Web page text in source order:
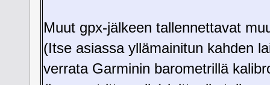
Muut gpx-jälkeen tallennettavat
(Itse asiassa yllämainitun kahden
verrata Garminin barometrillä